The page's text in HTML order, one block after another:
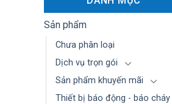
Sản phẩm
Chưa phân loại
Dịch vụ trọn gói
Sản phẩm khuyến mãi
Thiết bị báo động - báo cháy